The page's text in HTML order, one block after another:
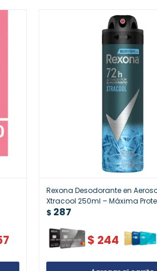
Rexona Desodorante en
Xtracool 250ml – Máxima
Antitranspirante
$ 287
$ 244